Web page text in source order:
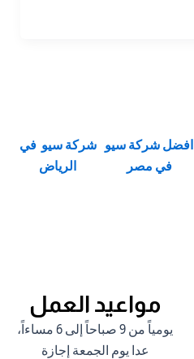
افضل شركة سيو
في مصر
شركة سيو في
الرياض
مواعيد العمل
يومياً من 9 صباحاً إلى 6 مساءاً،
عدا يوم الجمعة إجازة